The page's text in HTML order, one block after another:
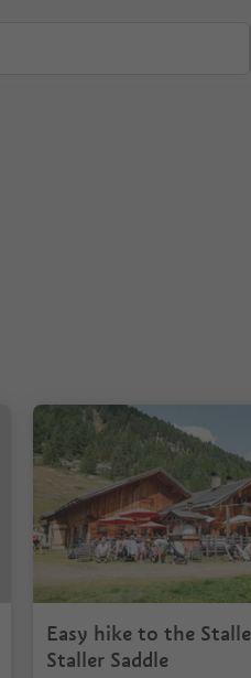
Easy hike to the
Staller Saddle